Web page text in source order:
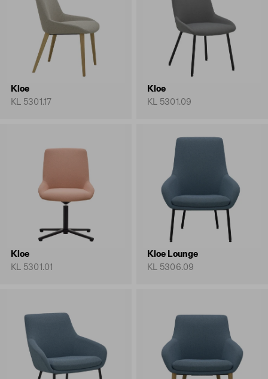
Kloe
KL 5301.17
Kloe
KL 5301.09
Kloe
KL 5301.01
Kloe Lounge
KL 5306.09